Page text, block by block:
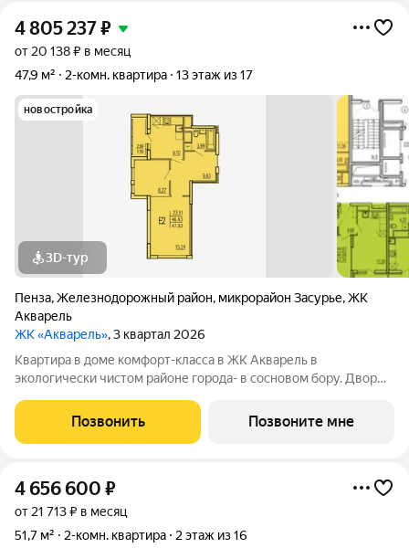
4 805 237₽
от 20 138 ₽ в месяц
47,9 м²
2-комн. квартира 13 этаж из 17
новостройка
3D-тур
Пенза,Железнодорожный район, микрорайон Засурье,ЖК
Акварель
ЖК «Акварель», 3 квартал 2026
Квартира в доме комфорт-класса в ЖК Акварель в
экологически чистом районе города- в сосновом бору. Двор
покрытием, зоны отдыха, зона для выгула собак. Хороший
выбор планировочных решений,
Позвонить Позвоните мне
4 656 600 ₽
от 21 713 ₽ в месяц
51,7 м²
2-комн. квартира 2 этаж из 16